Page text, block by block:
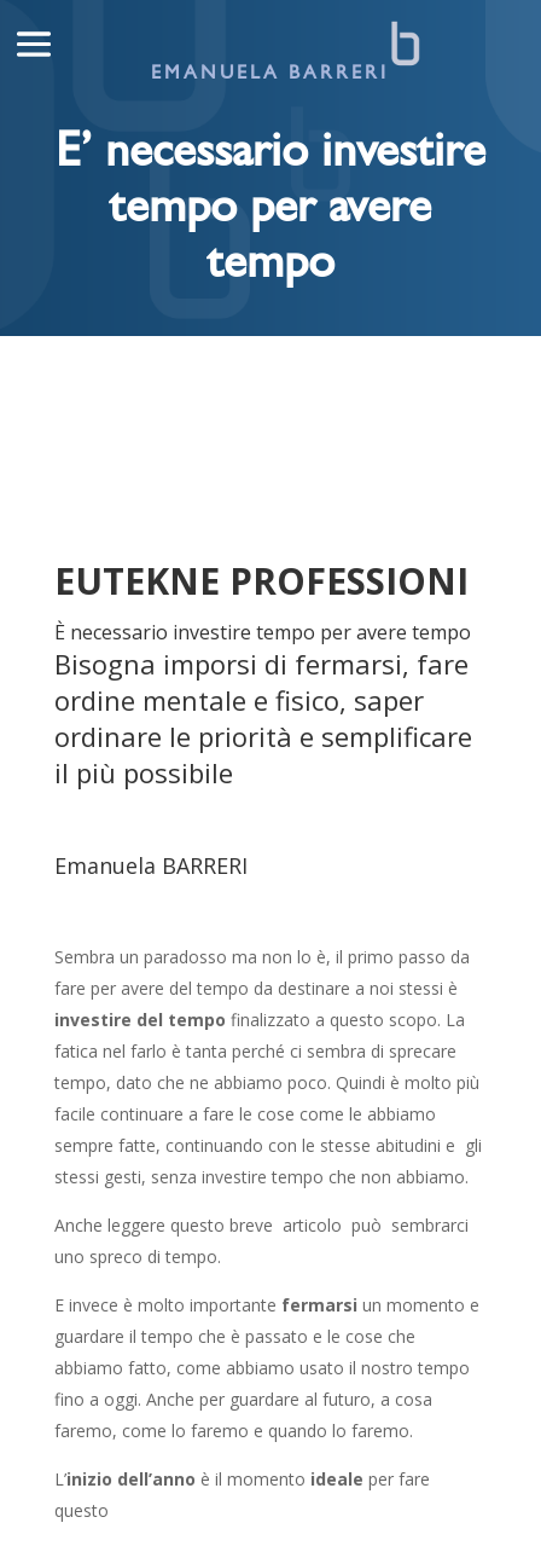
EMANUELA BARRERI
E’ necessario investire
tempo per avere
tempo
EUTEKNE PROFESSIONI
È necessario investire tempo per avere tempo
Bisogna imporsi di fermarsi, fare
ordine mentale e fisico, saper
ordinare le priorità e semplificare
il più possibile
Emanuela BARRERI
Sembra un paradosso ma non lo è, il primo passo da
fare per avere del tempo da destinare a noi stessi è
investire del tempo finalizzato a questo scopo. La
fatica nel farlo è tanta perché ci sembra di sprecare
tempo, dato che ne abbiamo poco. Quindi è molto più
facile continuare a fare le cose come le abbiamo
sempre fatte, continuando con le stesse abitudini e gli
stessi gesti, senza investire tempo che non abbiamo.
Anche leggere questo breve articolo può sembrarci
uno spreco di tempo.
E invece è molto importante fermarsi un momento e
guardare il tempo che è passato e le cose che
abbiamo fatto, come abbiamo usato il nostro tempo
fino a oggi. Anche per guardare al futuro, a cosa
faremo, come lo faremo e quando lo faremo.
L’inizio dell’anno è il momento ideale per fare
questo